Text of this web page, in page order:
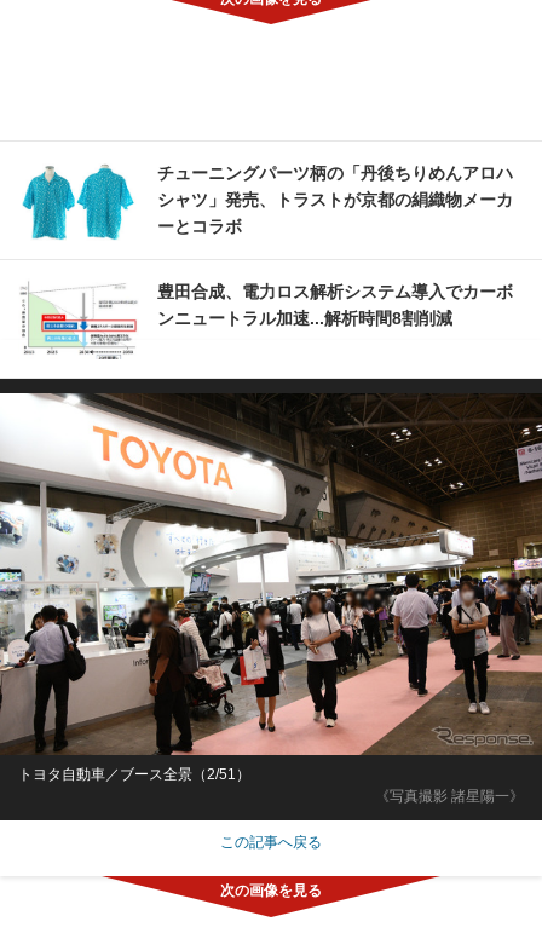
チューニングパーツ柄の「丹後ちりめんアロハ
シャツ」発売、トラストが京都の絹織物メーカ
ーとコラボ
豊田合成、電力ロス解析システム導入でカーボ
ンニュートラル加速...解析時間8割削減
《写真撮影 諸星陽一》
トヨタ自動車／ブース全景（2/51）
この記事へ戻る